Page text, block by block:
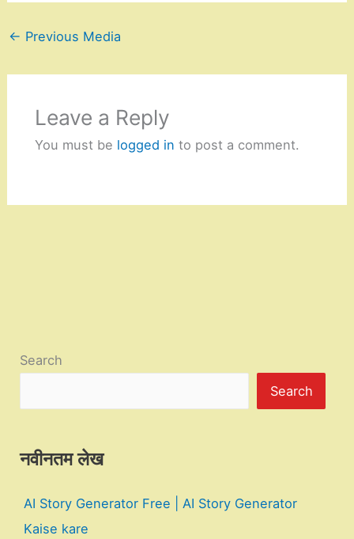
← Previous Media
Leave a Reply
You must be logged in to post a comment.
Search
Search
नवीनतम लेख
AI Story Generator Free | AI Story Generator
Kaise kare